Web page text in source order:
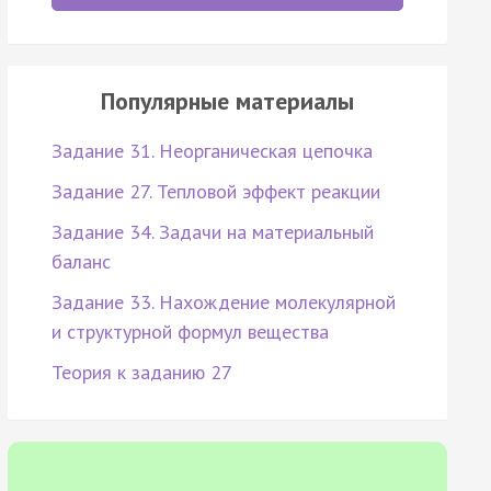
Популярные материалы
Задание 31. Неорганическая цепочка
Задание 27. Тепловой эффект реакции
Задание 34. Задачи на материальный
баланс
Задание 33. Нахождение молекулярной
и структурной формул вещества
Теория к заданию 27